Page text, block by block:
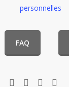
personnelles
FAQ